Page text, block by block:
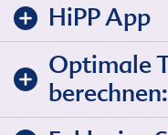
HiPP App
Optimale
berechnen: